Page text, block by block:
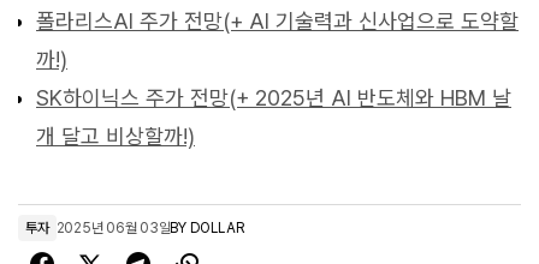
폴라리스AI 주가 전망(+ AI 기술력과 신사업으로 도약할
까!)
SK하이닉스 주가 전망(+ 2025년 AI 반도체와 HBM 날
개 달고 비상할까!)
투자 2025년 06월 03일BY DOLLAR